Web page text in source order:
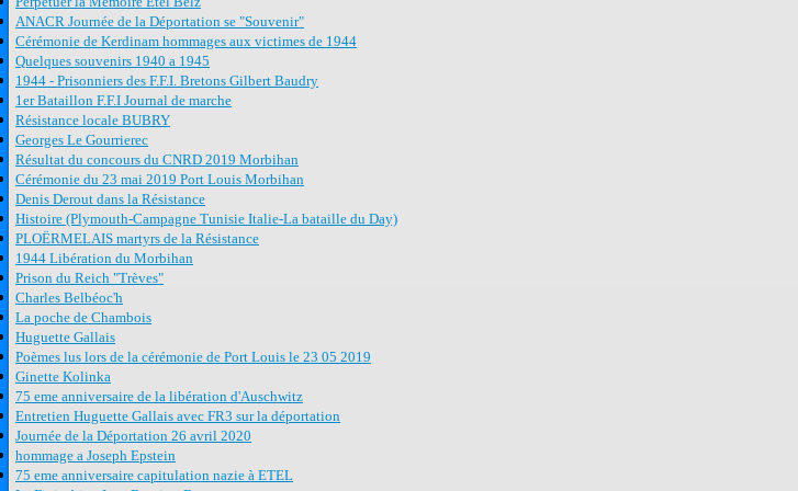
ANACR Journée de la Déportation se "Souvenir"
Cérémonie de Kerdinam hommages aux victimes de 1944
Quelques souvenirs 1940 a 1945
1944 - Prisonniers des F.F.I. Bretons Gilbert Baudry
1er Bataillon F.F.I Journal de marche
Résistance locale BUBRY
Georges Le Gourrierec
Résultat du concours du CNRD 2019 Morbihan
Cérémonie du 23 mai 2019 Port Louis Morbihan
Denis Derout dans la Résistance
Histoire (Plymouth-Campagne Tunisie Italie-La bataille du Day)
PLOËRMELAIS martyrs de la Résistance
1944 Libération du Morbihan
Prison du Reich "Trèves"
Charles Belbéoc'h
La poche de Chambois
Huguette Gallais
Poèmes lus lors de la cérémonie de Port Louis le 23 05 2019
Ginette Kolinka
75 eme anniversaire de la libération d'Auschwitz
Entretien Huguette Gallais avec FR3 sur la déportation
Journée de la Déportation 26 avril 2020
hommage a Joseph Epstein
75 eme anniversaire capitulation nazie à ETEL